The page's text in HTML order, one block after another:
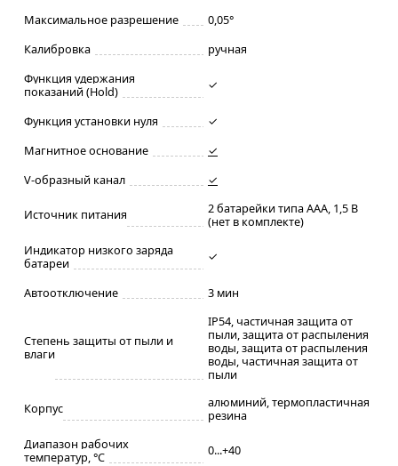
Максимальное разрешение
0,05°
Калибровка
ручная
Функция удержания
показаний (Hold)
✓
Функция установки нуля
✓
Магнитное основание
✓
V-образный канал
✓
Источник питания
2 батарейки типа ААА, 1,5 В
(нет в комплекте)
Индикатор низкого заряда
батареи
✓
Автоотключение 3 мин
Степень защиты от пыли и
влаги
IP54, частичная защита от
пыли, защита от распыления
воды, защита от распыления
воды, частичная защита от
пыли
Корпус
алюминий, термопластичная
резина
Диапазон рабочих
температур, °С
0...+40